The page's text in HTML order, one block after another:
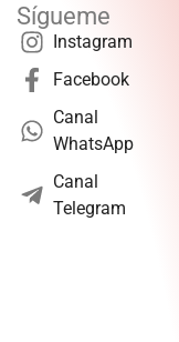
Sígueme
Instagram
Facebook
Canal
WhatsApp
Canal
Telegram